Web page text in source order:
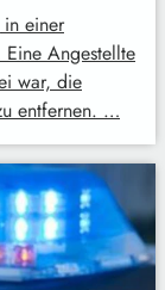
in einer
Angestellte
war, die
entfernen. …